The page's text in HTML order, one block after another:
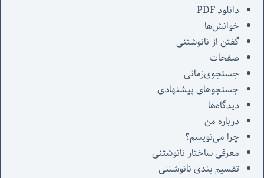
دانلود PDF
خوانش‌ها
گفتن از نانوشتنی
صفحات
جستجوی‌زمانی
جستجوهای پیشنهادی
دیدگاه‌ها
درباره من
چرا می‌نویسم؟
معرفی‌ ساختار نانوشتنی
تقسیم بندی نانوشتنی